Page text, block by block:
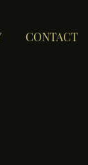
CONTACT